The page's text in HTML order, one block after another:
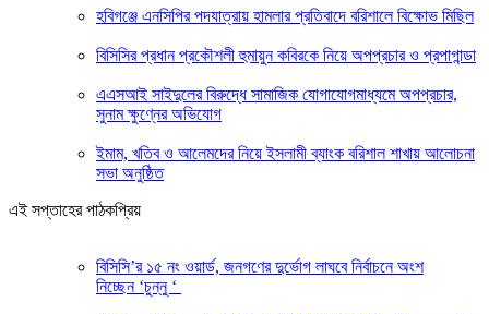
হবিগঞ্জে এনসিপির পদযাত্রায় হামলার প্রতিবাদে বরিশালে বিক্ষোভ মিছিল
বিসিসির প্রধান প্রকৌশলী হুমায়ুন কবিরকে নিয়ে অপপ্রচার ও প্রপাগান্ডা
এএসআই সাইদুলের বিরুদ্ধে সামাজিক যোগাযোগমাধ্যমে অপপ্রচার,
সুনাম ক্ষুণ্নের অভিযোগ
ইমাম, খতিব ও আলেমদের নিয়ে ইসলামী ব্যাংক বরিশাল শাখায় আলোচনা
সভা অনুষ্ঠিত
এই সপ্তাহের পাঠকপ্রিয়
বিসিসি’র ১৫ নং ওয়ার্ড, জনগণের দুর্ভোগ লাঘবে নির্বাচনে অংশ
নিচ্ছেন ‘চুন্নু ‘